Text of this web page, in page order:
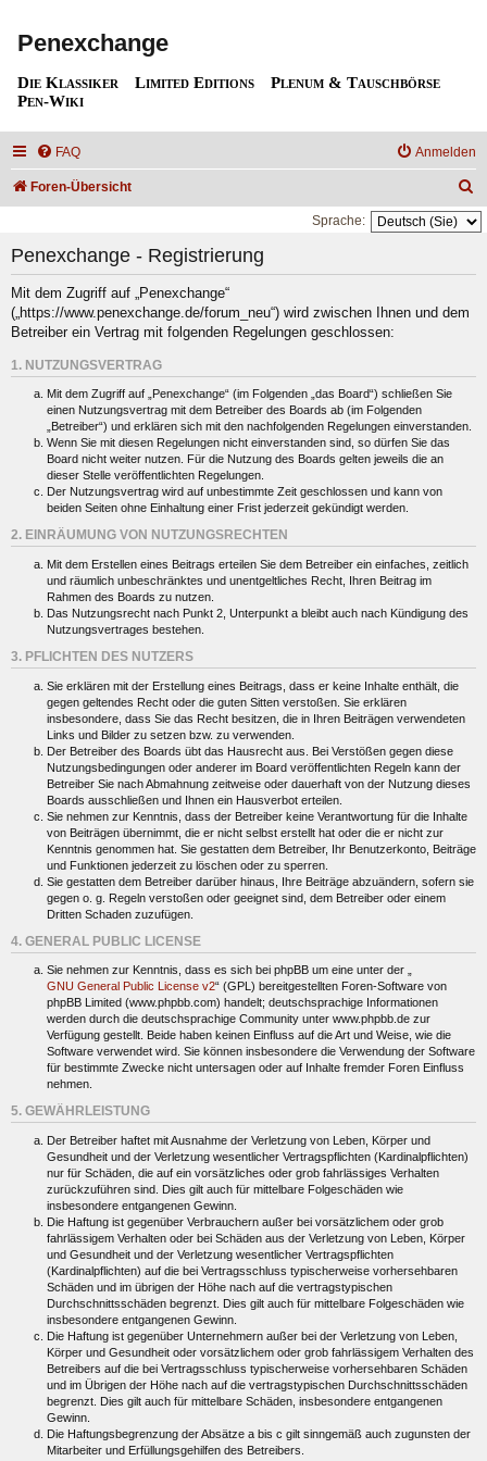
Penexchange
Die Klassiker Limited Editions
Plenum & Tauschbörse
Pen-Wiki
FAQ Anmelden
Foren-Übersicht
u
h
Sprache:
Penexchange - Registrierung
Mit dem Zugriff auf „Penexchange“
(„https://www.penexchange.de/forum_neu“) wird zwischen Ihnen und dem
Betreiber ein Vertrag mit folgenden Regelungen geschlossen:
1. NUTZUNGSVERTRAG
Mit dem Zugriff auf „Penexchange“ (im Folgenden „das Board“) schließen Sie
einen Nutzungsvertrag mit dem Betreiber des Boards ab (im Folgenden
„Betreiber“) und erklären sich mit den nachfolgenden Regelungen einverstanden.
Wenn Sie mit diesen Regelungen nicht einverstanden sind, so dürfen Sie das
Board nicht weiter nutzen. Für die Nutzung des Boards gelten jeweils die an
dieser Stelle veröffentlichten Regelungen.
Der Nutzungsvertrag wird auf unbestimmte Zeit geschlossen und kann von
beiden Seiten ohne Einhaltung einer Frist jederzeit gekündigt werden.
2. EINRÄUMUNG VON NUTZUNGSRECHTEN
Mit dem Erstellen eines Beitrags erteilen Sie dem Betreiber ein einfaches, zeitlich
und räumlich unbeschränktes und unentgeltliches Recht, Ihren Beitrag im
Rahmen des Boards zu nutzen.
Das Nutzungsrecht nach Punkt 2, Unterpunkt a bleibt auch nach Kündigung des
Nutzungsvertrages bestehen.
3. PFLICHTEN DES NUTZERS
Sie erklären mit der Erstellung eines Beitrags, dass er keine Inhalte enthält, die
gegen geltendes Recht oder die guten Sitten verstoßen. Sie erklären
insbesondere, dass Sie das Recht besitzen, die in Ihren Beiträgen verwendeten
Links und Bilder zu setzen bzw. zu verwenden.
Der Betreiber des Boards übt das Hausrecht aus. Bei Verstößen gegen diese
Nutzungsbedingungen oder anderer im Board veröffentlichten Regeln kann der
Betreiber Sie nach Abmahnung zeitweise oder dauerhaft von der Nutzung dieses
Boards ausschließen und Ihnen ein Hausverbot erteilen.
Sie nehmen zur Kenntnis, dass der Betreiber keine Verantwortung für die Inhalte
von Beiträgen übernimmt, die er nicht selbst erstellt hat oder die er nicht zur
Kenntnis genommen hat. Sie gestatten dem Betreiber, Ihr Benutzerkonto, Beiträge
und Funktionen jederzeit zu löschen oder zu sperren.
Sie gestatten dem Betreiber darüber hinaus, Ihre Beiträge abzuändern, sofern sie
gegen o. g. Regeln verstoßen oder geeignet sind, dem Betreiber oder einem
Dritten Schaden zuzufügen.
4. GENERAL PUBLIC LICENSE
Sie nehmen zur Kenntnis, dass es sich bei phpBB um eine unter der „
GNU General Public License v2“ (GPL) bereitgestellten Foren-Software von
phpBB Limited (www.phpbb.com) handelt; deutschsprachige Informationen
werden durch die deutschsprachige Community unter www.phpbb.de zur
Verfügung gestellt. Beide haben keinen Einfluss auf die Art und Weise, wie die
Software verwendet wird. Sie können insbesondere die Verwendung der Software
für bestimmte Zwecke nicht untersagen oder auf Inhalte fremder Foren Einfluss
nehmen.
5. GEWÄHRLEISTUNG
Der Betreiber haftet mit Ausnahme der Verletzung von Leben, Körper und
Gesundheit und der Verletzung wesentlicher Vertragspflichten (Kardinalpflichten)
nur für Schäden, die auf ein vorsätzliches oder grob fahrlässiges Verhalten
zurückzuführen sind. Dies gilt auch für mittelbare Folgeschäden wie
insbesondere entgangenen Gewinn.
Die Haftung ist gegenüber Verbrauchern außer bei vorsätzlichem oder grob
fahrlässigem Verhalten oder bei Schäden aus der Verletzung von Leben, Körper
und Gesundheit und der Verletzung wesentlicher Vertragspflichten
(Kardinalpflichten) auf die bei Vertragsschluss typischerweise vorhersehbaren
Schäden und im übrigen der Höhe nach auf die vertragstypischen
Durchschnittsschäden begrenzt. Dies gilt auch für mittelbare Folgeschäden wie
insbesondere entgangenen Gewinn.
Die Haftung ist gegenüber Unternehmern außer bei der Verletzung von Leben,
Körper und Gesundheit oder vorsätzlichem oder grob fahrlässigem Verhalten des
Betreibers auf die bei Vertragsschluss typischerweise vorhersehbaren Schäden
und im Übrigen der Höhe nach auf die vertragstypischen Durchschnittsschäden
begrenzt. Dies gilt auch für mittelbare Schäden, insbesondere entgangenen
Gewinn.
Die Haftungsbegrenzung der Absätze a bis c gilt sinngemäß auch zugunsten der
Mitarbeiter und Erfüllungsgehilfen des Betreibers.